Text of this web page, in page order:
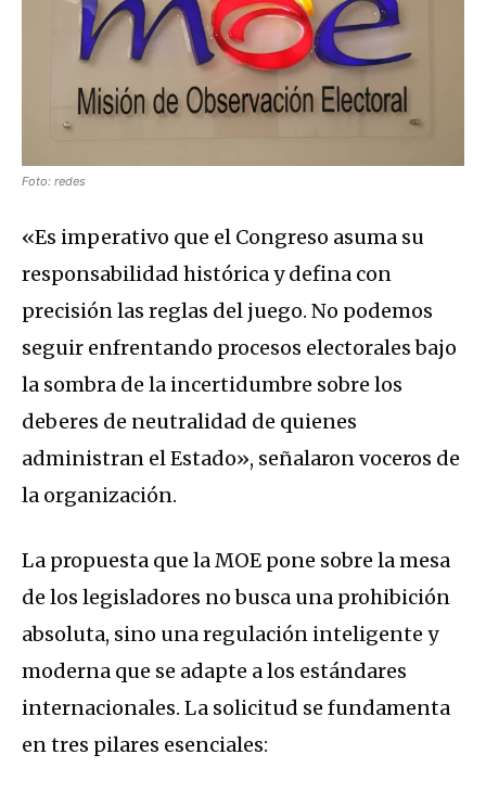
Foto: redes
«Es imperativo que el Congreso asuma su
responsabilidad histórica y defina con
precisión las reglas del juego. No podemos
seguir enfrentando procesos electorales bajo
la sombra de la incertidumbre sobre los
deberes de neutralidad de quienes
administran el Estado», señalaron voceros de
la organización.
La propuesta que la MOE pone sobre la mesa
de los legisladores no busca una prohibición
absoluta, sino una regulación inteligente y
moderna que se adapte a los estándares
internacionales. La solicitud se fundamenta
en tres pilares esenciales: